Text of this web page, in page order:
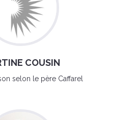
COUSIN
selon le père Caffarel